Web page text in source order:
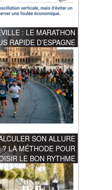
: LE MARATHON
RAPIDE D’ESPAGNE
SON ALLURE
? LA MÉTHODE POUR
LE BON RYTHME